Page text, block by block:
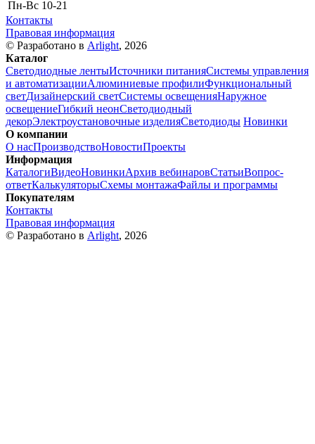
Пн-Вс 10-21
Контакты
Правовая информация
© Разработано в Arlight, 2026
Каталог
Светодиодные лентыИсточники питанияСистемы управления
и автоматизацииАлюминиевые профилиФункциональный
светДизайнерский светСистемы освещенияНаружное
освещениеГибкий неонСветодиодный
декорЭлектроустановочные изделияСветодиоды Новинки
О компании
О насПроизводствоНовостиПроекты
Информация
КаталогиВидеоНовинкиАрхив вебинаровСтатьиВопрос-
ответКалькуляторыСхемы монтажаФайлы и программы
Покупателям
Контакты
Правовая информация
© Разработано в Arlight, 2026